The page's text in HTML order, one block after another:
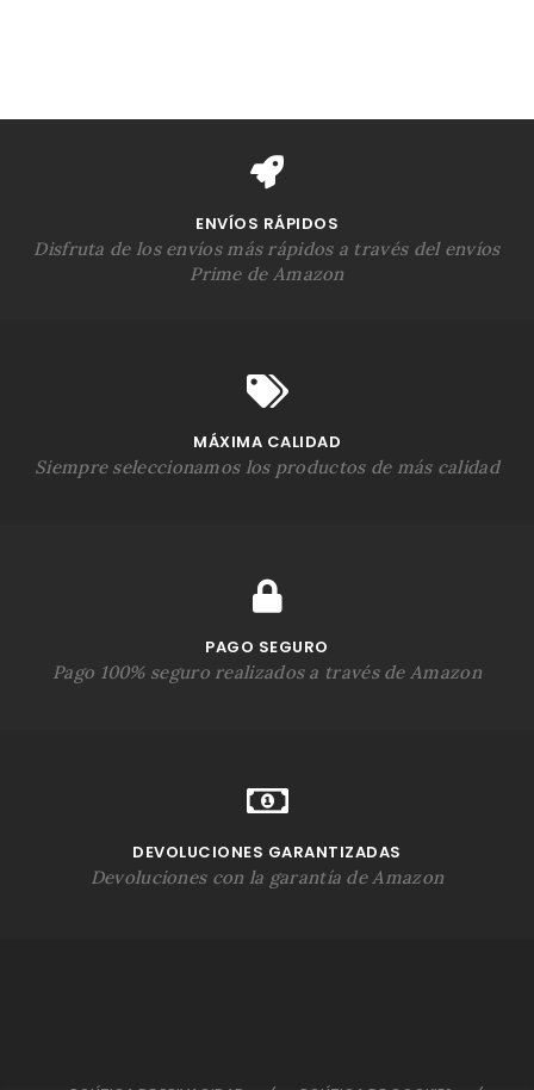
ENVÍOS RÁPIDOS
Disfruta de los envíos más rápidos a través del envíos
Prime de Amazon
MÁXIMA CALIDAD
Siempre seleccionamos los productos de más calidad
PAGO SEGURO
Pago 100% seguro realizados a través de Amazon
DEVOLUCIONES GARANTIZADAS
Devoluciones con la garantía de Amazon